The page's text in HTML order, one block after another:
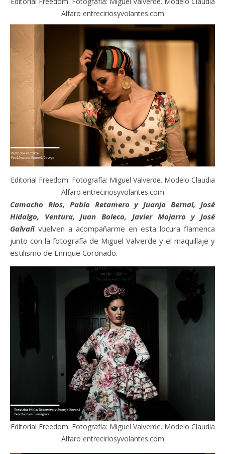
Alfaro entreciriosyvolantes.com
Editorial Freedom. Fotografía: Miguel Valverde. Modelo Claudia
Alfaro entreciriosyvolantes.com
Camacho Ríos, Pablo Retamero y Juanjo Bernal, José
Hidalgo, Ventura, Juan Boleco, Javier Mojarro y José
Galvañ vuelven a acompañarme en esta locura flamenca
junto con la fotografía de Miguel Valverde y el maquillaje y
estilismo de Enrique Coronado.
Editorial Freedom. Fotografía: Miguel Valverde. Modelo Claudia
Alfaro entreciriosyvolantes.com